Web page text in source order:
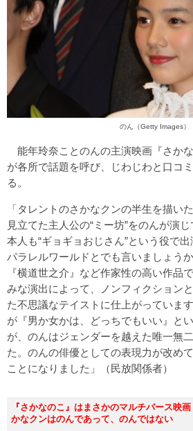
のん（Getty Images）
能年玲奈ことのんの主演映画『さかな
が各所で話題を呼び、じわじわと口コ
る。
「タレントのさかなクンの半生を描い
見立てた主人公の“ミー坊”をのんが演
本人も“ギョギョおじさん”という役で
パラレルワールドとでも言いましょう
『横道世之介』など作家性の高い作品
みな演出によって、ノンフィクション
た不思議なテイストに仕上がっていま
が『男か女かは、どっちでもいい』と
が、のんはジェンダーを越えた唯一無
た。のんの俳優としての表現力が改め
ことになりました」（民放関係者）
『さかなのこ』はまさかのマルチバース映画
かなクンはのんであって、のんではない